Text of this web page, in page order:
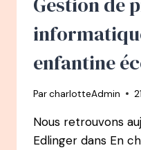
VIE
LE
MONDE
AVEC
enfantine
ParcharlotteAdmin
Nous retrouvons
Edlinger dans En